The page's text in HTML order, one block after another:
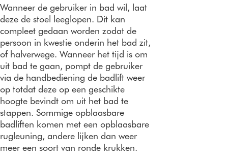
Wanneer de gebruiker in bad wil, laat
deze de stoel leeglopen. Dit kan
compleet gedaan worden zodat de
persoon in kwestie onderin het bad zit,
of halverwege. Wanneer het tijd is om
uit bad te gaan, pompt de gebruiker
via de handbediening de badlift weer
op totdat deze op een geschikte
hoogte bevindt om uit het bad te
stappen. Sommige opblaasbare
badliften komen met een opblaasbare
rugleuning, andere lijken dan weer
meer een soort van ronde krukken.